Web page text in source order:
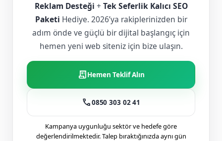
Reklam Desteği + Tek Seferlik Kalıcı SEO
Paketi Hediye. 2026’ya rakiplerinizden bir
adım önde ve güçlü bir dijital başlangıç için
hemen yeni web siteniz için bize ulaşın.
receipt_longHemen Teklif Alın
call0850 303 02 41
Kampanya uygunluğu sektör ve hedefe göre
değerlendirilmektedir. Talep bıraktığınızda aynı gün